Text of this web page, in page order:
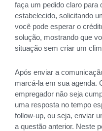
faça um pedido claro para
estabelecido, solicitando
você pode esperar o
solução, mostrando que
situação sem criar um
Após enviar a
marcá-la em sua agenda.
empregador não seja
uma resposta no tempo
follow-up, ou seja, enviar
a questão anterior. Neste